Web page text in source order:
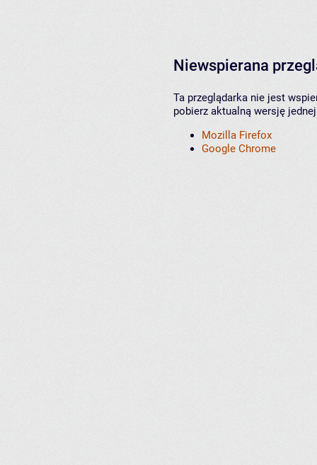
Niewspierana
Ta przeglądarka nie jest
pobierz aktualną wersję
Mozilla Firefox
Google Chrome